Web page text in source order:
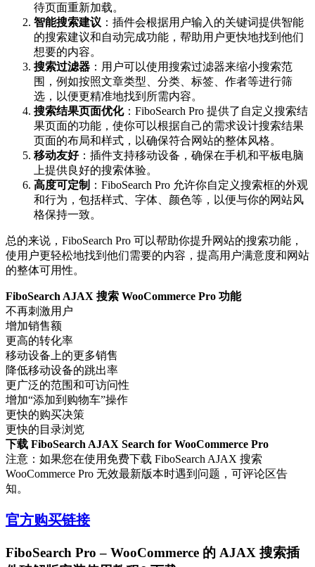
待页面重新加载。
智能搜索建议 ：插件会根据用户输入的关键词提供智能
的搜索建议和自动完成功能，帮助用户更快地找到他们
想要的内容。
搜索过滤器 ：用户可以使用搜索过滤器来缩小搜索范
围，例如按照文章类型、分类、标签、作者等进行筛
选，以便更精准地找到所需内容。
搜索结果页面优化：FiboSearch Pro 提供了自定义搜索结
果页面的功能，使你可以根据自己的需求设计搜索结果
页面的布局和样式，以确保符合网站的整体风格。
移动友好：插件支持移动设备，确保在手机和平板电脑
上提供良好的搜索体验。
高度可定制 ：FiboSearch Pro 允许你自定义搜索框的外观
和行为，包括样式、字体、颜色等，以便与你的网站风
格保持一致。
总的来说，FiboSearch Pro 可以帮助你提升网站的搜索功能，
使用户更轻松地找到他们需要的内容，提高用户满意度和网站
的整体可用性。
FiboSearch AJAX 搜索 WooCommerce Pro 功能
不再刺激用户
增加销售额
更高的转化率
移动设备上的更多销售
降低移动设备的跳出率
更广泛的范围和可访问性
增加“添加到购物车”操作
更快的购买决策
更快的目录浏览
下载 FiboSearch AJAX Search for WooCommerce Pro
注意：如果您在使用免费下载 FiboSearch AJAX 搜索
WooCommerce Pro 无效最新版本时遇到问题，可评论区告
知。
官方购买链接
FiboSearch Pro – WooCommerce 的 AJAX 搜索插